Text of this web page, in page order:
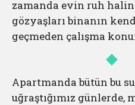
zamanda evin ruh
gözyaşları binanın
geçmeden çalışma
Apartmanda bütün bu
uğraştığımız günlerde,